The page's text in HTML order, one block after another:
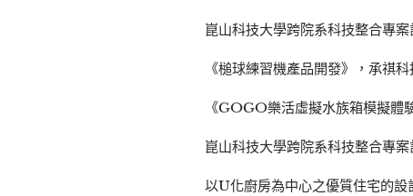
崑山科技大學跨院系科技整合專
《槌球練習機產品開發》，承祺
《GOGO樂活虛擬水族箱模擬
崑山科技大學跨院系科技整合專
以U化廚房為中心之優質住宅的